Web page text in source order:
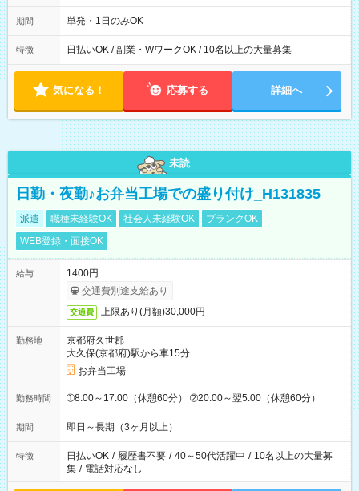
00～20：00
期間 単発・1日のみOK
特徴 日払いOK / 副業・WワークOK / 10名以上の大量募集
気になる！ 応募する 詳細へ
未読
日勤・夜勤♪お弁当工場での盛り付け_H131835
派遣 職種未経験OK 社会人未経験OK
ブランクOK
WEB登録・面接OK
給与
1400円
交通費別途支給あり
交通費 上限あり(月額)30,000円
勤務地
京都府久世郡
大久保(京都府)駅から車15分
お弁当工場
勤務時間 ➀8:00～17:00（休憩60分） ➁20:00～翌5:00（休憩60分）
期間 即日～長期（3ヶ月以上）
特徴 日払いOK / 履歴書不要 / 40～50代活躍中 / 10名以上の大量募
集 / 電話対応なし